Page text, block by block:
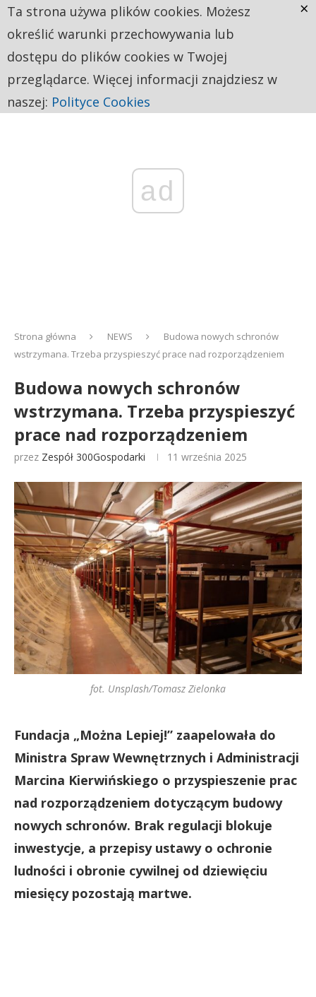
ad
Strona główna NEWS
Budowa nowych schronów
wstrzymana. Trzeba przyspieszyć prace nad rozporządzeniem
Budowa nowych schronów
wstrzymana. Trzeba przyspieszyć
prace nad rozporządzeniem
przez Zespół 300Gospodarki 11 września 2025
fot. Unsplash/Tomasz Zielonka
Fundacja „Można Lepiej!” zaapelowała do
Ministra Spraw Wewnętrznych i Administracji
Marcina Kierwińskiego o przyspieszenie prac
nad rozporządzeniem dotyczącym budowy
nowych schronów. Brak regulacji blokuje
inwestycje, a przepisy ustawy o ochronie
ludności i obronie cywilnej od dziewięciu
miesięcy pozostają martwe.
Ta strona używa plików cookies. Możesz
określić warunki przechowywania lub
dostępu do plików cookies w Twojej
przeglądarce. Więcej informacji znajdziesz w
naszej: Polityce Cookies
×